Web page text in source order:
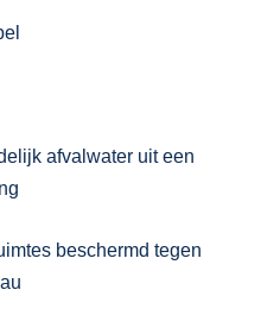
afvalwater uit een
beschermd tegen